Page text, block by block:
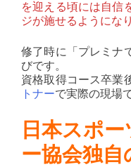
を迎える頃には自信
ジが施せるようにな
修了時に「プレミナ
びです。
資格取得コース卒業
トナーで実際の現場
日本スポ
ー協会独